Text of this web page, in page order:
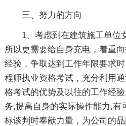
三、努力的方向
1、考虑到在建筑施工单位
所以更需要给自身充电，着重
经验，争取达到工作年限要求
程师执业资格考试，充分利用
格考试的优势及以往的工作经
务,提高自身的实际操作能力,有
标谈判时奉献力量，为公司的